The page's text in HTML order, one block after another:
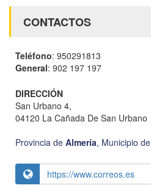
CONTACTOS
Teléfono: 950291813
General: 902 197 197
DIRECCIÓN
San Urbano 4,
04120 La Cañada De San Urbano
Provincia de Almería, Municipio de
https://www.correos.es